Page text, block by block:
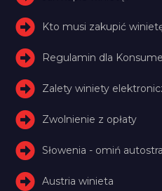
Kto musi zakupić
Regulamin dla
Zalety winiety
Zwolnienie z opłaty
Słowenia - omiń
Austria winieta